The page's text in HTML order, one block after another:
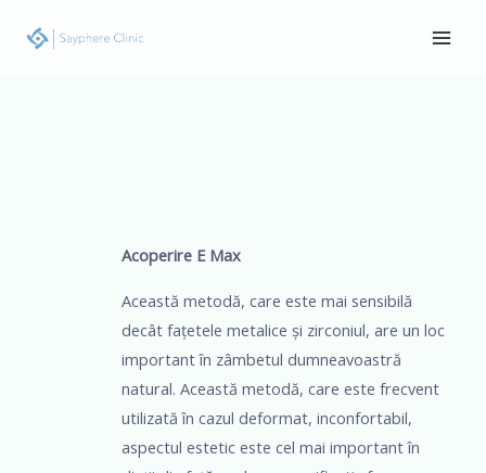
Acoperire E Max
Această metodă, care este mai sensibilă
decât fațetele metalice și zirconiul, are un loc
important în zâmbetul dumneavoastră
natural. Această metodă, care este frecvent
utilizată în cazul deformat, inconfortabil,
aspectul estetic este cel mai important în